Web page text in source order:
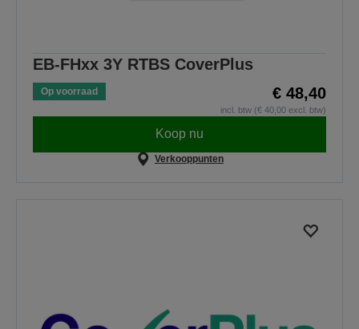
EB-FHxx 3Y RTBS CoverPlus
Op voorraad € 48,40
incl. btw (€ 40,00 excl. btw)
Koop nu
Verkooppunten